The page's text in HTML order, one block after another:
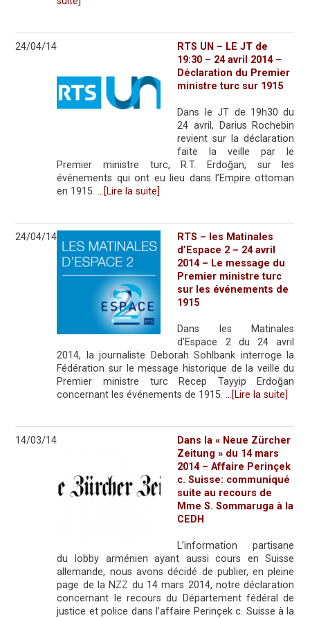
24/04/14
RTS UN – LE JT de
19:30 – 24 avril 2014 –
Déclaration du Premier
ministre turc sur 1915
Dans le JT de 19h30 du
24 avril, Darius Rochebin
revient sur la déclaration
faite la veille par le
Premier ministre turc, R.T. Erdoğan, sur les
événements qui ont eu lieu dans l’Empire ottoman
en 1915. …[Lire la suite]
24/04/14
RTS – les Matinales
d’Espace 2 – 24 avril
2014 – Le message du
Premier ministre turc
sur les événements de
1915
Dans les Matinales
d’Espace 2 du 24 avril
2014, la journaliste Deborah Sohlbank interroge la
Fédération sur le message historique de la veille du
Premier ministre turc Recep Tayyip Erdoğan
concernant les événements de 1915. …[Lire la suite]
14/03/14
Dans la « Neue Zürcher
Zeitung » du 14 mars
2014 – Affaire Perinçek
c. Suisse: communiqué
suite au recours de
Mme S. Sommaruga à la
CEDH
L’information partisane
du lobby arménien ayant aussi cours en Suisse
allemande, nous avons décidé de publier, en pleine
page de la NZZ du 14 mars 2014, notre déclaration
concernant le recours du Département fédéral de
justice et police dans l’affaire Perinçek c. Suisse à la